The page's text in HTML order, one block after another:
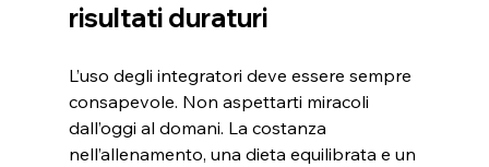
risultati duraturi
L’uso degli integratori deve essere sempre
consapevole. Non aspettarti miracoli
dall’oggi al domani. La costanza
nell’allenamento, una dieta equilibrata e un